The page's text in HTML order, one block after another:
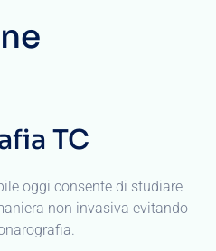
TC
oggi consente di studiare
non invasiva evitando